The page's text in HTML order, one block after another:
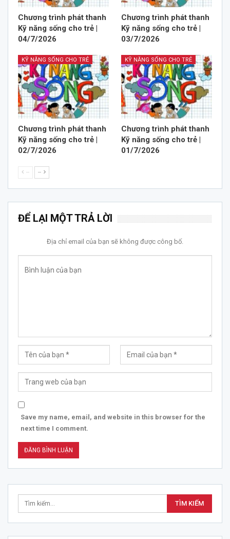
Chương trình phát thanh
Kỹ năng sống cho trẻ |
04/7/2026
Chương trình phát thanh
Kỹ năng sống cho trẻ |
03/7/2026
KỸ NĂNG SỐNG CHO TRẺ
Chương trình phát thanh
Kỹ năng sống cho trẻ |
02/7/2026
KỸ NĂNG SỐNG CHO TRẺ
Chương trình phát thanh
Kỹ năng sống cho trẻ |
01/7/2026
-- --
ĐỂ LẠI MỘT TRẢ LỜI
Địa chỉ email của bạn sẽ không được công bố.
Save my name, email, and website in this browser for the
next time I comment.